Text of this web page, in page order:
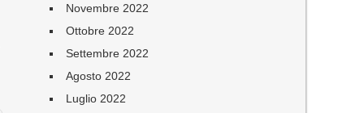
Novembre 2022
Ottobre 2022
Settembre 2022
Agosto 2022
Luglio 2022